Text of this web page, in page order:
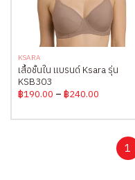
KSARA
เสื้อชั้นใน แบรนด์ Ksara รุ่น
KSB303
฿190.00 – ฿240.00
through
1